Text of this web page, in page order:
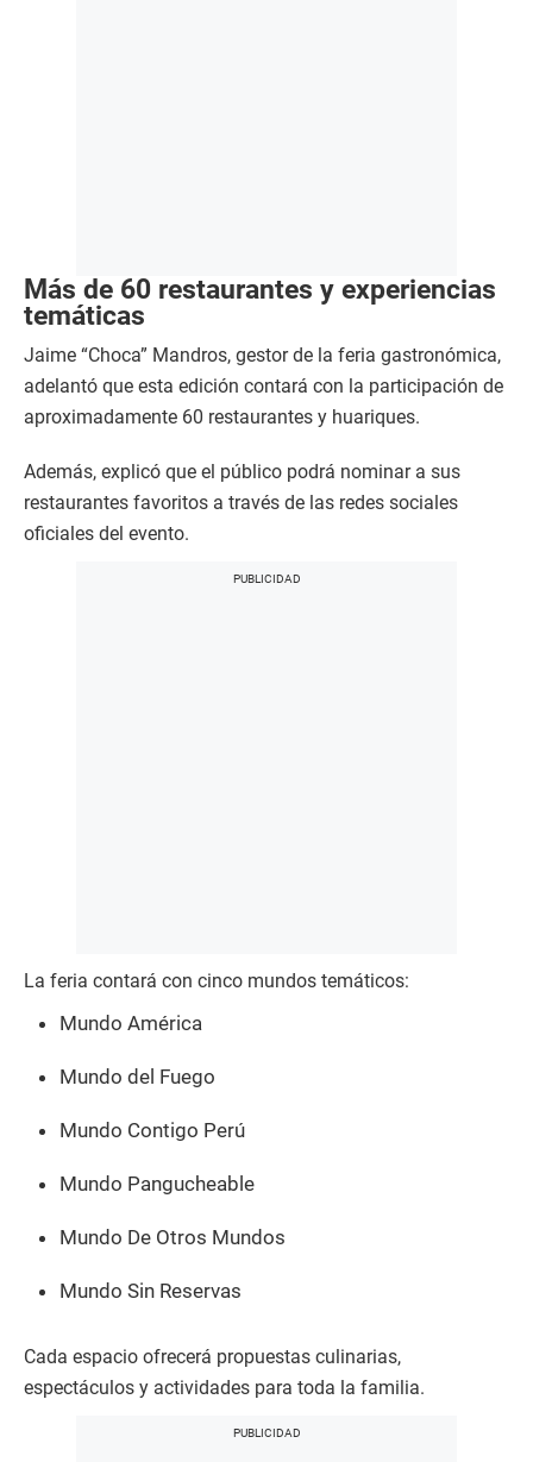
Más de 60 restaurantes y experiencias
temáticas
Jaime “Choca” Mandros, gestor de la feria gastronómica,
adelantó que esta edición contará con la participación de
aproximadamente 60 restaurantes y huariques.
Además, explicó que el público podrá nominar a sus
restaurantes favoritos a través de las redes sociales
oficiales del evento.
La feria contará con cinco mundos temáticos:
Mundo América
Mundo del Fuego
Mundo Contigo Perú
Mundo Pangucheable
Mundo De Otros Mundos
Mundo Sin Reservas
Cada espacio ofrecerá propuestas culinarias,
espectáculos y actividades para toda la familia.